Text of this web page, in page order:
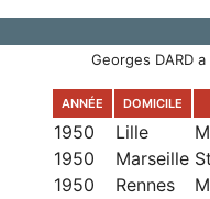
Georges DARD
ANNÉE DOMICILE
1950 Lille
1950
Marseille
1950
Rennes